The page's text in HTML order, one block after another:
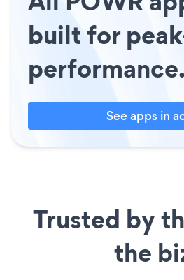
built for
performance.
See apps in
Trusted by
the